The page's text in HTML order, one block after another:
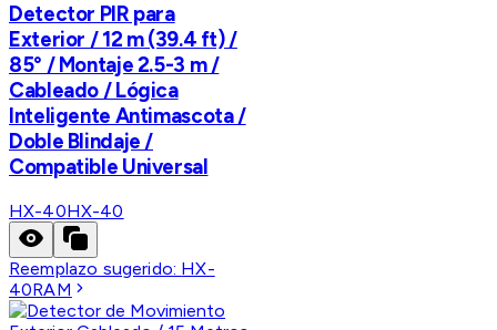
Detector PIR para
Exterior / 12 m (39.4 ft) /
85° / Montaje 2.5-3 m /
Cableado / Lógica
Inteligente Antimascota /
Doble Blindaje /
Compatible Universal
HX-40HX-40
Reemplazo sugerido: HX-
40RAM